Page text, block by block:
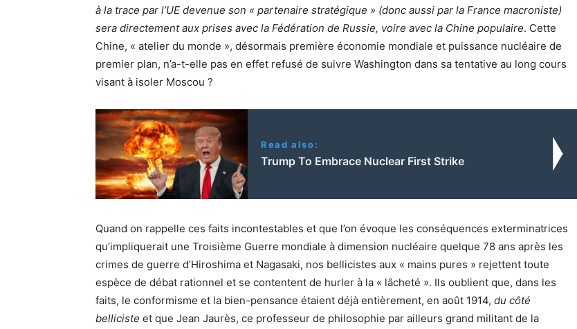
à la trace par l’UE devenue son « partenaire stratégique » (donc aussi par la France macroniste)
sera directement aux prises avec la Fédération de Russie, voire avec la Chine populaire. Cette
Chine, « atelier du monde », désormais première économie mondiale et puissance nucléaire de
premier plan, n’a-t-elle pas en effet refusé de suivre Washington dans sa tentative au long cours
visant à isoler Moscou ?
Read also:
Trump To Embrace Nuclear First Strike
Quand on rappelle ces faits incontestables et que l’on évoque les conséquences exterminatrices
qu’impliquerait une Troisième Guerre mondiale à dimension nucléaire quelque 78 ans après les
crimes de guerre d’Hiroshima et Nagasaki, nos bellicistes aux « mains pures » rejettent toute
espèce de débat rationnel et se contentent de hurler à la « lâcheté ». Ils oublient que, dans les
faits, le conformisme et la bien-pensance étaient déjà entièrement, en août 1914, du côté
belliciste et que Jean Jaurès, ce professeur de philosophie par ailleurs grand militant de la